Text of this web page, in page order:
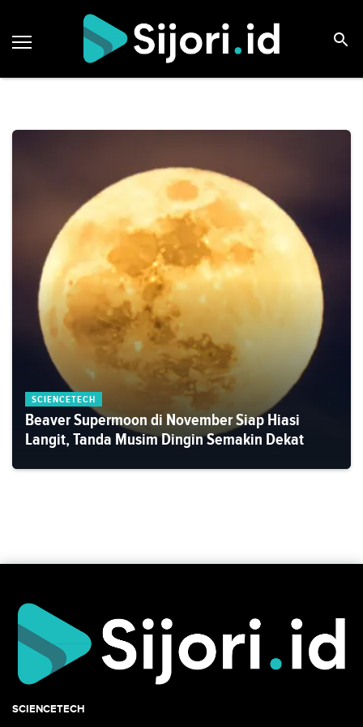
SCIENCETECH
Beaver Supermoon di November Siap Hiasi
Langit, Tanda Musim Dingin Semakin Dekat
SCIENCETECH